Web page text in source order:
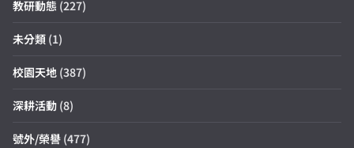
教研動態 (227)
未分類 (1)
校園天地 (387)
深耕活動 (8)
號外/榮譽 (477)